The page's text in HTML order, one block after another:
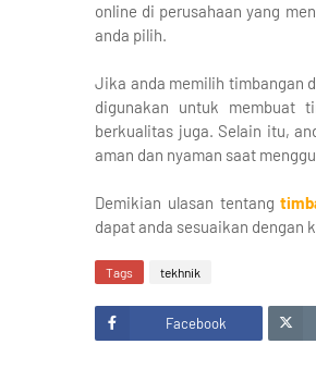
online di perusahaan yang
anda pilih.
Jika anda memilih timbangan
digunakan untuk membuat
berkualitas juga. Selain itu,
aman dan nyaman saat
Demikian ulasan tentang
dapat anda sesuaikan dengan
Tags tekhnik
Facebook